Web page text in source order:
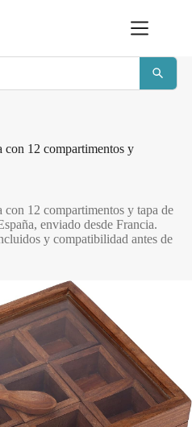
con 12 compartimentos y
con 12 compartimentos y tapa de
enviado desde Francia.
y compatibilidad antes de